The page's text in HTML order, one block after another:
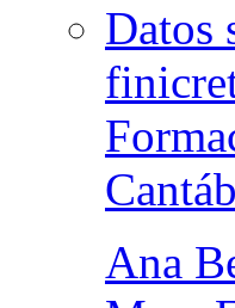
Datos
Ana